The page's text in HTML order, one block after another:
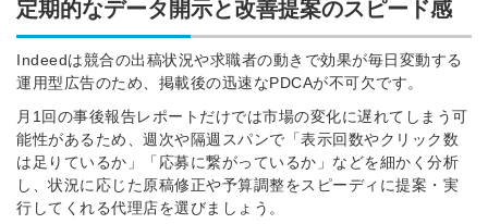
定期的なデータ開示と改善提案のスピード感
Indeedは競合の出稿状況や求職者の動きで効果が毎日変動する
運用型広告のため、掲載後の迅速なPDCAが不可欠です。
月1回の事後報告レポートだけでは市場の変化に遅れてしまう可
能性があるため、週次や隔週スパンで「表示回数やクリック数
は足りているか」「応募に繋がっているか」などを細かく分析
し、状況に応じた原稿修正や予算調整をスピーディに提案・実
行してくれる代理店を選びましょう。